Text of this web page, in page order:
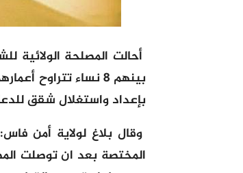
بإعداد واستغلال شقق
وقال بلاغ لولاية أمن
المختصة بعد ان توصلت